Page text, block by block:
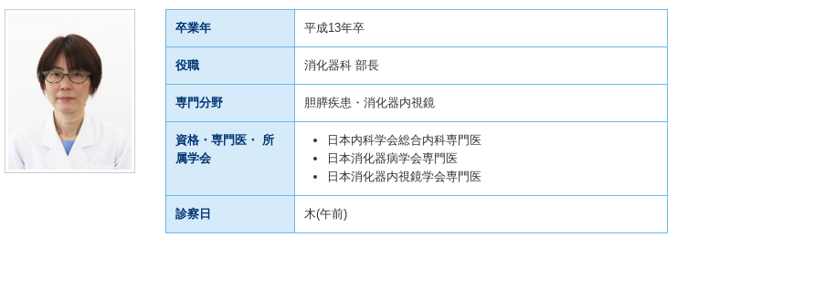
卒業年 平成13年卒
役職 消化器科 部長
専門分野 胆膵疾患・消化器内視鏡
資格・専門医・ 所
属学会
日本内科学会総合内科専門医
日本消化器病学会専門医
日本消化器内視鏡学会専門医
診察日 木(午前)